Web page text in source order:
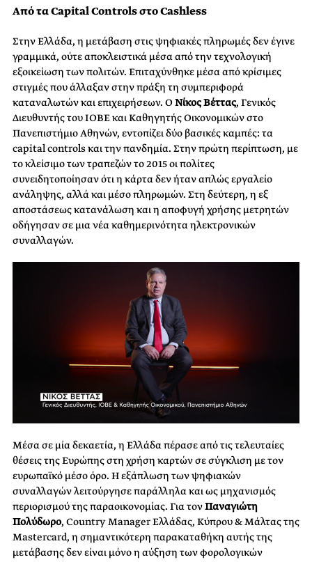
Από τα Capital Controls στο Cashless
Στην Ελλάδα, η μετάβαση στις ψηφιακές πληρωμές δεν έγινε
γραμμικά, ούτε αποκλειστικά μέσα από την τεχνολογική
εξοικείωση των πολιτών. Επιταχύνθηκε μέσα από κρίσιμες
στιγμές που άλλαξαν στην πράξη τη συμπεριφορά
καταναλωτών και επιχειρήσεων. ΟΝίκος Βέττας, Γενικός
Διευθυντής του ΙΟΒΕ και Καθηγητής Οικονομικών στο
Πανεπιστήμιο Αθηνών, εντοπίζει δύο βασικές καμπές: τα
capital controls και την πανδημία. Στην πρώτη περίπτωση, με
το κλείσιμο των τραπεζών το 2015 οι πολίτες
συνειδητοποίησαν ότι η κάρτα δεν ήταν απλώς εργαλείο
ανάληψης, αλλά και μέσο πληρωμών. Στη δεύτερη, η εξ
αποστάσεως κατανάλωση και η αποφυγή χρήσης μετρητών
οδήγησαν σε μια νέα καθημερινότητα ηλεκτρονικών
συναλλαγών.
Μέσα σε μία δεκαετία, η Ελλάδα πέρασε από τις τελευταίες
θέσεις της Ευρώπης στη χρήση καρτών σε σύγκλιση με τον
ευρωπαϊκό μέσο όρο. Η εξάπλωση των ψηφιακών
συναλλαγών λειτούργησε παράλληλα και ως μηχανισμός
περιορισμού της παραοικονομίας. Για τονΠαναγιώτη
Πολύδωρο, Country Manager Ελλάδας, Κύπρου & Μάλτας της
Mastercard, η σημαντικότερη παρακαταθήκη αυτής της
μετάβασης δεν είναι μόνο η αύξηση των φορολογικών